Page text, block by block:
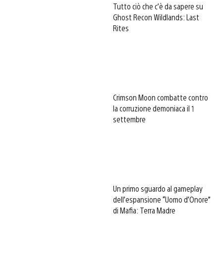
Tutto ciò che c’è da sapere su
Ghost Recon Wildlands: Last
Rites
Crimson Moon combatte contro
la corruzione demoniaca il 1
settembre
Un primo sguardo al gameplay
dell’espansione “Uomo d’Onore”
di Mafia: Terra Madre